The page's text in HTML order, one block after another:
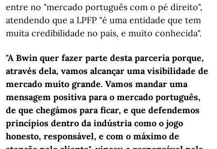
entre no "mercado português com o pé direito",
atendendo que a LPFP "é uma entidade que tem
muita credibilidade no país, e muito conhecida".
"A Bwin quer fazer parte desta parceria porque,
através dela, vamos alcançar uma visibilidade de
mercado muito grande. Vamos mandar uma
mensagem positiva para o mercado português,
de que chegámos para ficar, e que defendemos
princípios dentro da indústria como o jogo
honesto, responsável, e com o máximo de